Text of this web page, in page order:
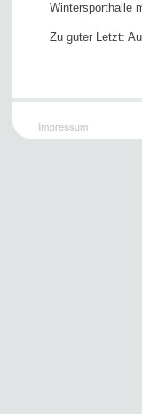
Wintersporthalle
Zu guter Letzt: